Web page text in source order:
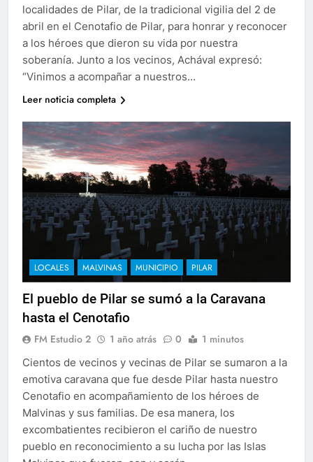
localidades de Pilar, de la tradicional vigilia del 2 de
abril en el Cenotafio de Pilar, para honrar y reconocer
a los héroes que dieron su vida por nuestra
soberanía. Junto a los vecinos, Achával expresó:
“Vinimos a acompañar a nuestros…
Leer noticia completa
LOCALES MALVINAS MUNICIPIO PILAR
El pueblo de Pilar se sumó a la Caravana
hasta el Cenotafio
FM Estudio 2 1 año atrás 0 1 minutos
Cientos de vecinos y vecinas de Pilar se sumaron a la
emotiva caravana que fue desde Pilar hasta nuestro
Cenotafio en acompañamiento de los héroes de
Malvinas y sus familias. De esa manera, los
excombatientes recibieron el cariño de nuestro
pueblo en reconocimiento a su lucha por las Islas